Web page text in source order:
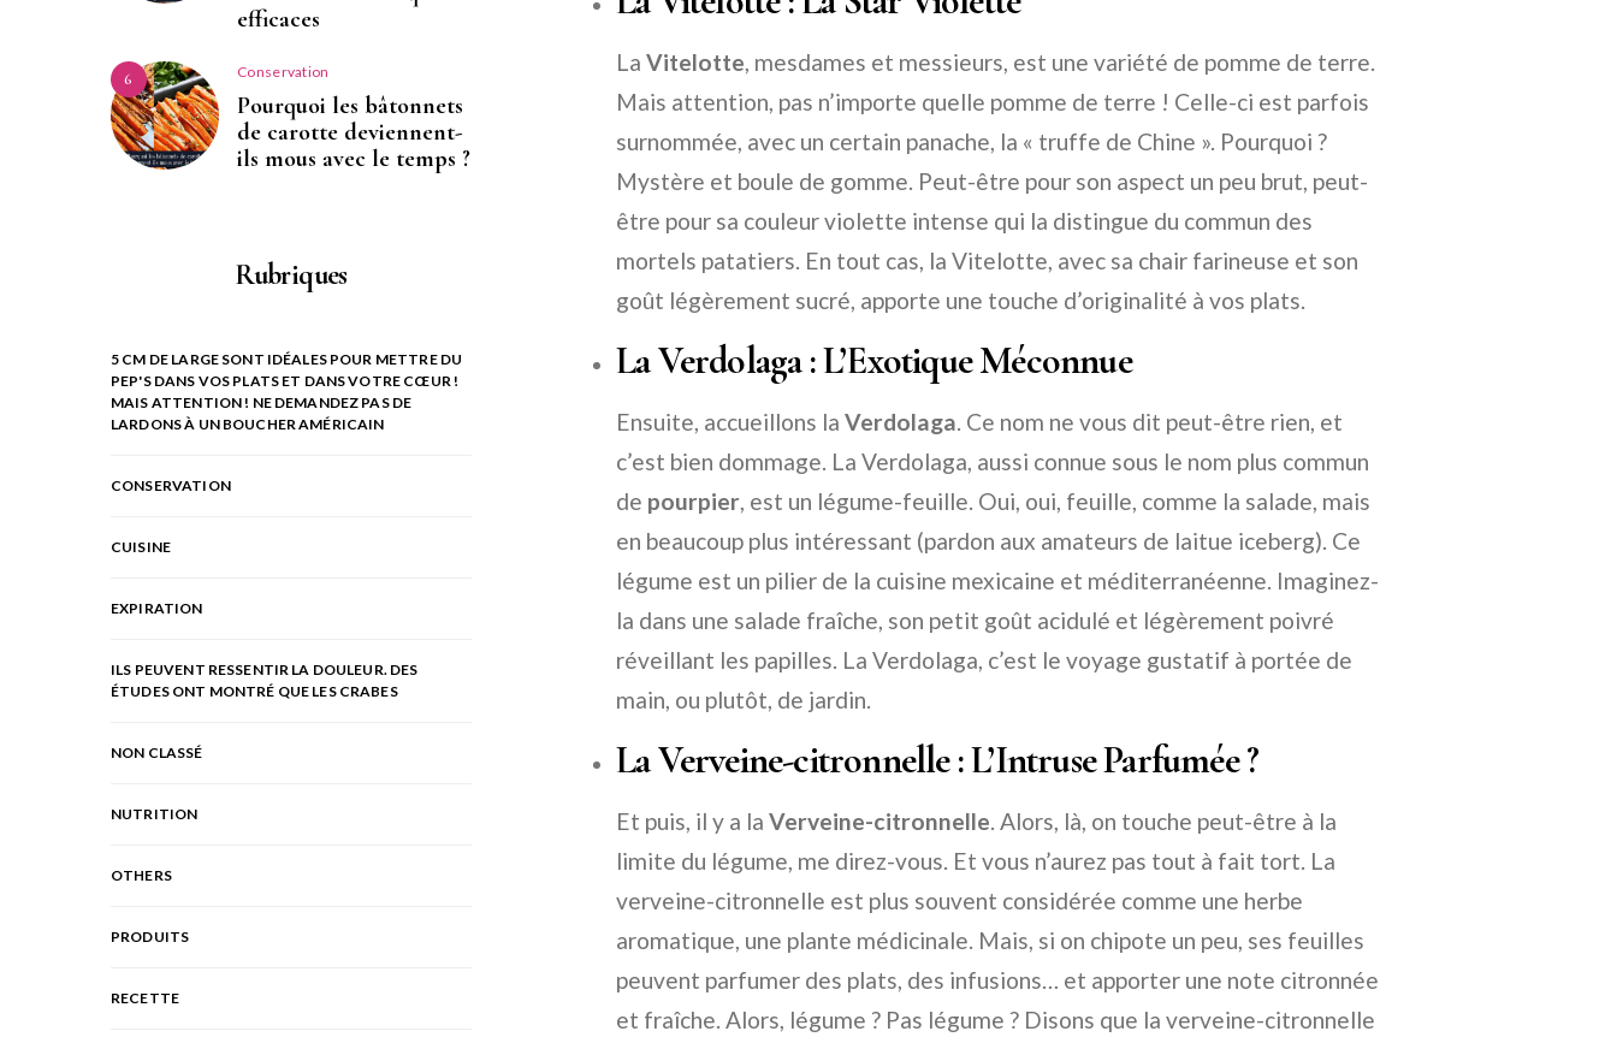
La Vitelotte, mesdames et messieurs, est une variété de pomme de terre.
Mais attention, pas n’importe quelle pomme de terre ! Celle-ci est parfois
surnommée, avec un certain panache, la « truffe de Chine ». Pourquoi ?
Mystère et boule de gomme. Peut-être pour son aspect un peu brut, peut-
être pour sa couleur violette intense qui la distingue du commun des
mortels patatiers. En tout cas, la Vitelotte, avec sa chair farineuse et son
goût légèrement sucré, apporte une touche d’originalité à vos plats.
La Verdolaga : L’Exotique Méconnue
Ensuite, accueillons la Verdolaga. Ce nom ne vous dit peut-être rien, et
c’est bien dommage. La Verdolaga, aussi connue sous le nom plus commun
de pourpier, est un légume-feuille. Oui, oui, feuille, comme la salade, mais
en beaucoup plus intéressant (pardon aux amateurs de laitue iceberg). Ce
légume est un pilier de la cuisine mexicaine et méditerranéenne. Imaginez-
la dans une salade fraîche, son petit goût acidulé et légèrement poivré
réveillant les papilles. La Verdolaga, c’est le voyage gustatif à portée de
main, ou plutôt, de jardin.
La Verveine-citronnelle : L’Intruse Parfumée ?
Et puis, il y a la Verveine-citronnelle. Alors, là, on touche peut-être à la
limite du légume, me direz-vous. Et vous n’aurez pas tout à fait tort. La
verveine-citronnelle est plus souvent considérée comme une herbe
aromatique, une plante médicinale. Mais, si on chipote un peu, ses feuilles
peuvent parfumer des plats, des infusions… et apporter une note citronnée
et fraîche. Alors, légume ? Pas légume ? Disons que la verveine-citronnelle
efficaces
6 Conservation
Pourquoi les bâtonnets
de carotte deviennent-
ils mous avec le temps ?
Rubriques
5 CM DE LARGE SONT IDÉALES POUR METTRE DU
PEP'S DANS VOS PLATS ET DANS VOTRE CŒUR !
MAIS ATTENTION ! NE DEMANDEZ PAS DE
LARDONS À UN BOUCHER AMÉRICAIN
CONSERVATION
CUISINE
EXPIRATION
ILS PEUVENT RESSENTIR LA DOULEUR. DES
ÉTUDES ONT MONTRÉ QUE LES CRABES
NON CLASSÉ
NUTRITION
OTHERS
PRODUITS
RECETTE